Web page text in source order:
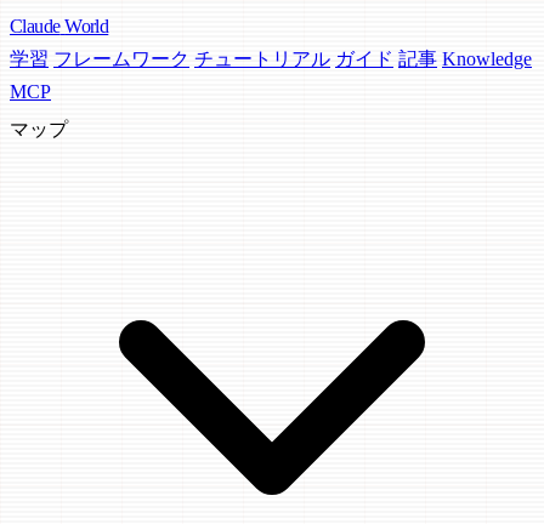
Claude World
学習 フレームワーク チュートリアル ガイド 記事 Knowledge
MCP
マップ